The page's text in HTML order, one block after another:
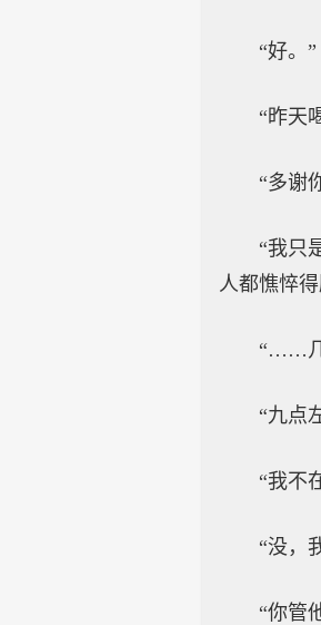
“好。”
“昨天
“多谢
“我只
人都憔悴
“……
“九点
“我不
“没，
“你管